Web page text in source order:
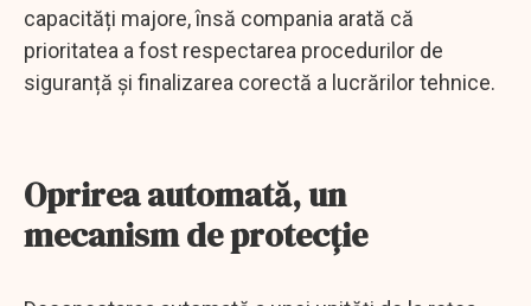
capacități majore, însă compania arată că
prioritatea a fost respectarea procedurilor de
siguranță și finalizarea corectă a lucrărilor tehnice.
Oprirea automată, un
mecanism de protecție